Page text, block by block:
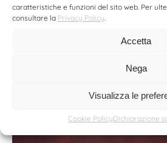
caratteristiche e funzioni del sito web. Per
consultare la Privacy Policy
Accetta
Nega
Visualizza le
Cookie PolicyDichiarazione